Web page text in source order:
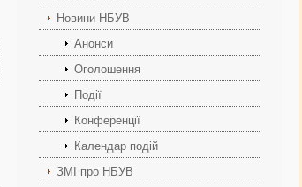
Новини НБУВ
Анонси
Оголошення
Події
Конференції
Календар подій
ЗМІ про НБУВ